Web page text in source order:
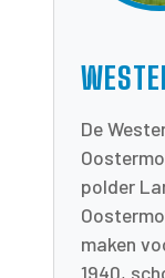
De
polder
maken
1940,